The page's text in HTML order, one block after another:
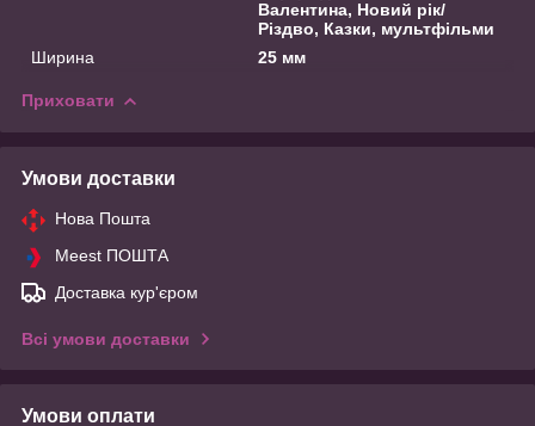
Валентина, Новий рік/
Різдво, Казки, мультфільми
Ширина
25 мм
Приховати
Умови доставки
Нова Пошта
Meest ПОШТА
Доставка кур'єром
Всі умови доставки
Умови оплати